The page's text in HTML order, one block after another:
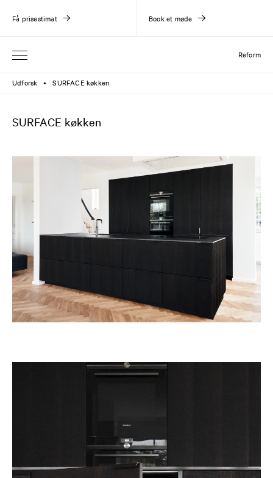
Reform
Få prisestimat Book et møde
Udforsk ● SURFACE køkken
SURFACE køkken